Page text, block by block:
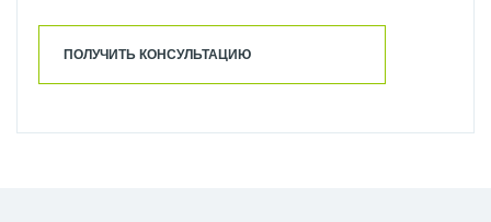
ПОЛУЧИТЬ КОНСУЛЬТАЦИЮ